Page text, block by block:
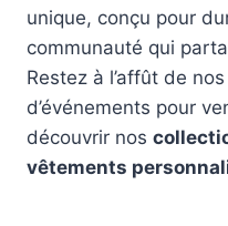
unique, conçu pour
communauté qui
Restez à l’affût de
d’événements pour
découvrir nos
vêtements